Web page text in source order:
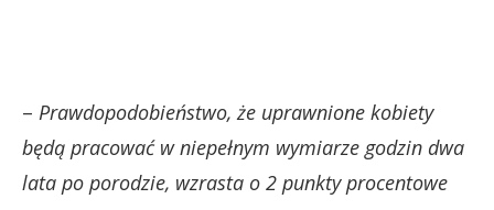
– Prawdopodobieństwo, że uprawnione kobiety
będą pracować w niepełnym wymiarze godzin dwa
lata po porodzie, wzrasta o 2 punkty procentowe